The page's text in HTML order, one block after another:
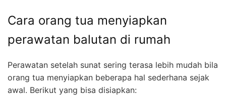
Cara orang tua menyiapkan
perawatan balutan di rumah
Perawatan setelah sunat sering terasa lebih mudah bila
orang tua menyiapkan beberapa hal sederhana sejak
awal. Berikut yang bisa disiapkan: